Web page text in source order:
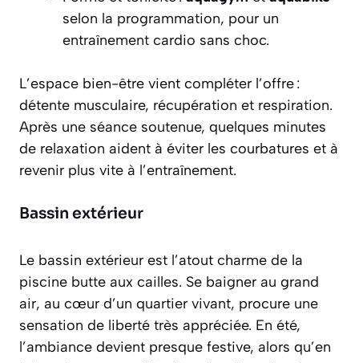
selon la programmation, pour un
entraînement cardio sans choc.
L’espace bien-être vient compléter l’offre :
détente musculaire, récupération et respiration.
Après une séance soutenue, quelques minutes
de relaxation aident à éviter les courbatures et à
revenir plus vite à l’entraînement.
Bassin extérieur
Le bassin extérieur est l’atout charme de la
piscine butte aux cailles. Se baigner au grand
air, au cœur d’un quartier vivant, procure une
sensation de liberté très appréciée. En été,
l’ambiance devient presque festive, alors qu’en